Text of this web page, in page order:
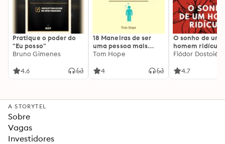
Pratique o poder do
"Eu posso"
Bruno Gimenes
4.6
18 Maneiras de ser
uma pessoa mais
interessante
Tom Hope
4
O sonho de um
homem ridículo
Fiódor
4.7
A STORYTEL
Sobre
Vagas
Investidores